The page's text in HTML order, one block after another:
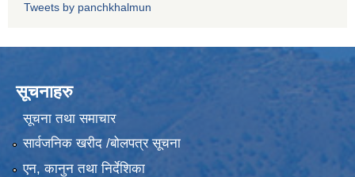
Tweets by panchkhalmun
सूचनाहरु
सूचना तथा समाचार
सार्वजनिक खरीद /बोलपत्र सूचना
एन, कानुन तथा निर्देशिका